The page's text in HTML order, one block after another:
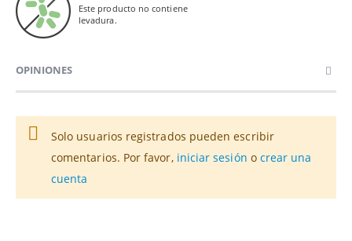
Este producto no contiene
levadura.
OPINIONES
Solo usuarios registrados pueden escribir
comentarios. Por favor, iniciar sesión o crear una
cuenta